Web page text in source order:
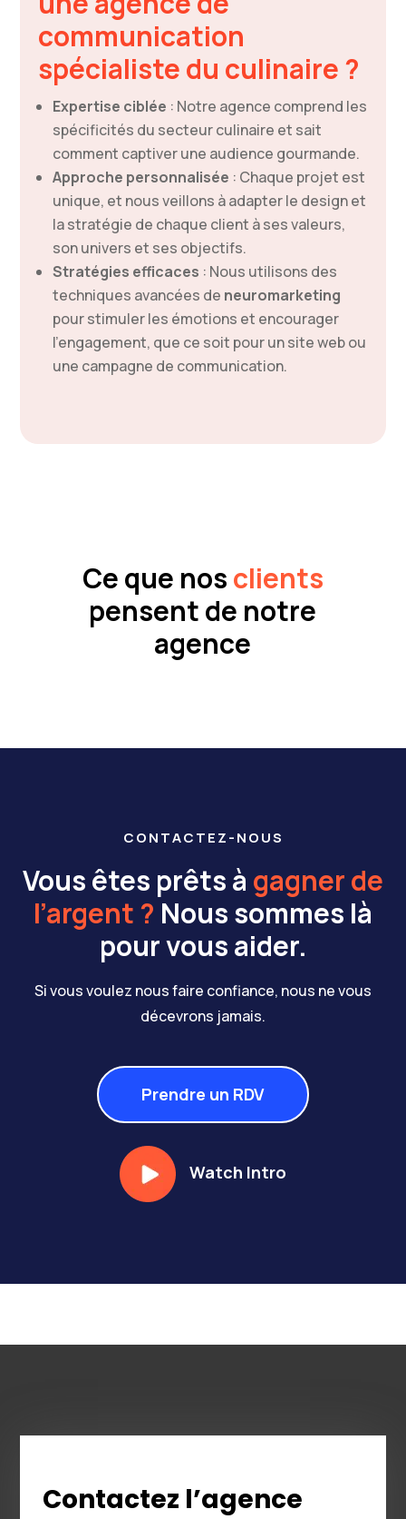
communication
spécialiste du culinaire ?
Expertise ciblée : Notre agence comprend les
spécificités du secteur culinaire et sait
comment captiver une audience gourmande.
Approche personnalisée : Chaque projet est
unique, et nous veillons à adapter le design et
la stratégie de chaque client à ses valeurs,
son univers et ses objectifs.
Stratégies efficaces : Nous utilisons des
techniques avancées de neuromarketing
pour stimuler les émotions et encourager
l’engagement, que ce soit pour un site web ou
une campagne de communication.
Ce que nosclients
pensent de notre
agence
CONTACTEZ-NOUS
Vous êtes prêts à gagner de
l’argent ? Nous sommes là
pour vous aider.
Si vous voulez nous faire confiance, nous ne vous
décevrons jamais.
Prendre un RDV
Watch Intro
Contactez l’agence